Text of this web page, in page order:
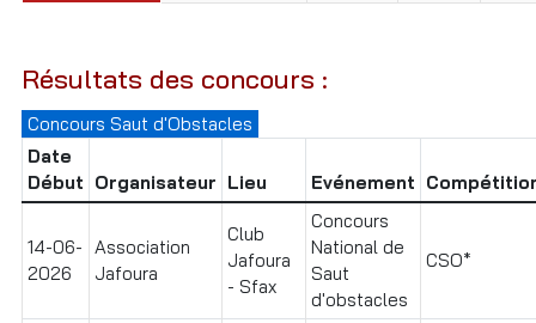
Résultats des concours :
Concours Saut d'Obstacles
Date
Début Organisateur Lieu Evénement
14-06-
2026
Association
Jafoura
Club
Jafoura
- Sfax
Concours
National de
Saut
d'obstacles
CSO*